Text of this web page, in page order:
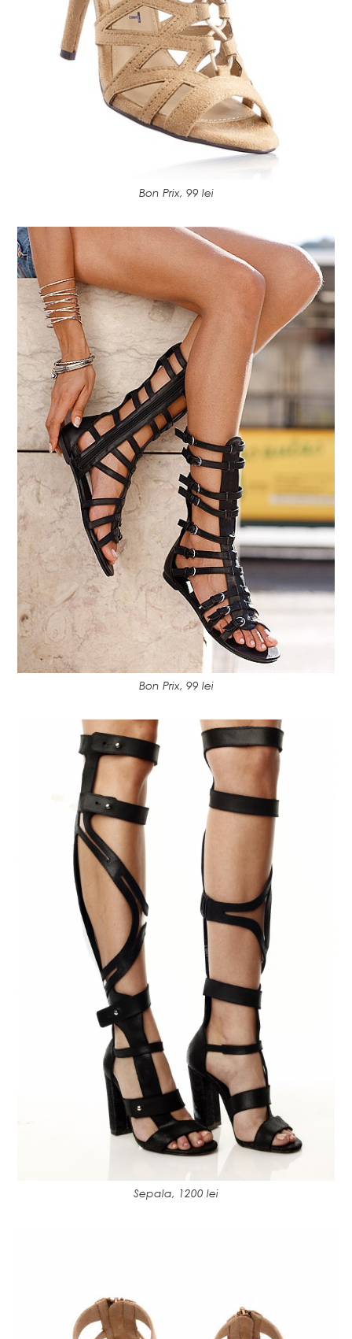
Bon Prix, 99 lei
Bon Prix, 99 lei
Sepala, 1200 lei